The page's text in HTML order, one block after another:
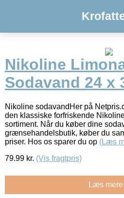
Nikoline
Sodavand 24 x
Nikoline sodavandHer på
den klassiske forfriskende
sortiment. Når du køber dine
grænsehandelsbutik, køber du
priser. Hos os sparer du op (Læs
79.99 kr. (Vis fragtpris)
Læs